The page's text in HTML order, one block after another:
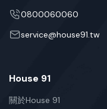
0800060060
service@house91.tw
House 91
關於House 91